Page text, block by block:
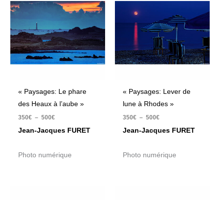
« Paysages: Le phare
des Heaux à l’aube »
350€ – 500€
prix :
350€
500€
Jean-Jacques FURET
Photo numérique
« Paysages: Lever de
lune à Rhodes »
350€ – 500€
à
500€
Jean-Jacques FURET
Photo numérique